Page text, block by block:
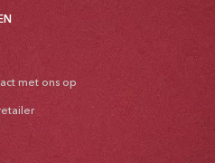
met ons op